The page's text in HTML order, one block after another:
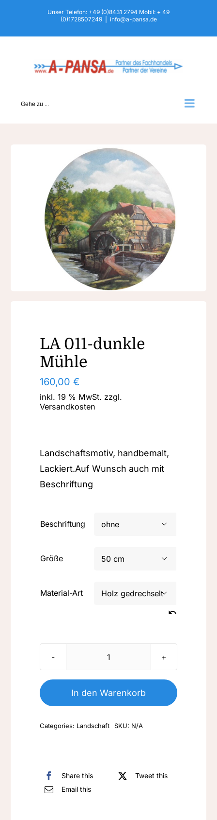
springen
Unser Telefon: +49 (0)8431 2794 Mobil: + 49
(0)1728507249
info@a-pansa.de
Gehe zu ...
LA 011-dunkle
Mühle
160,00€
inkl. 19 % MwSt. zzgl.
Versandkosten
Landschaftsmotiv, handbemalt,
Lackiert.Auf Wunsch auch mit
Beschriftung
Beschriftung 
Größe 
Material-Art 
LA
dunkle
Mühle
In den Warenkorb
Categories: Landschaft SKU: N/A
Share this
Tweet this
Email this